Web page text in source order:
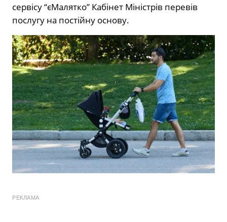
сервісу “єМалятко” Кабінет Міністрів перевів
послугу на постійну основу.
РЕКЛАМА